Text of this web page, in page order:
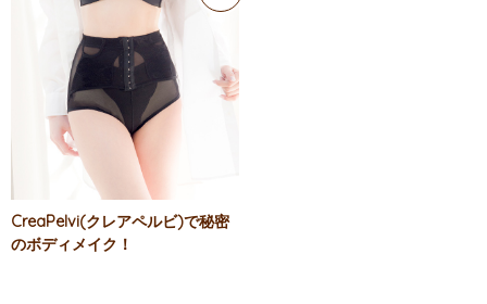
CreaPelvi(クレアペルビ)で秘密
のボディメイク！